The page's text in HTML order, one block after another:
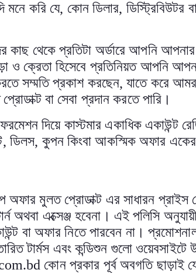
মনে করি যে, কোন ডিলার, ডিস্ট্রিবিউটর
কাছ থেকে প্রতিটা অর্ডারে আপনি
ও ক্রেতা হিসেবে প্রতিনিয়ত আপনি
সম্মতি প্রকাশ করছেন,যাতে করে
বা সেবা প্রদান করতে পারি ।
দিয়ে কাস্টমার একাধিক একাউন্ট
, ডিলস, কুপন কিংবা আকস্মিক অফার একের
অফার মুলত প্রোডাক্ট এর সাধারন প্রাইস
অথবা এক্সেঞ্জ হবেনা। এই পলিসি
বা অফার নিতে পারবেন না।
টার্মস এবং কন্ডিশুন গুলো ওয়েবসাইটে
কোন প্রকার পূর্ব অবগতি ছাড়াই